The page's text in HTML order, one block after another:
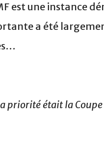
est une instance
a été
priorité était la